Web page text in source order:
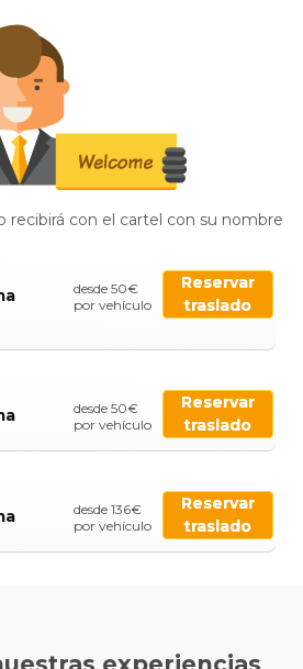
recibirá con el cartel con su nombre
desde 50€
por vehículo
Reservar
traslado
desde 50€
por vehículo
Reservar
traslado
desde 136€
por vehículo
Reservar
traslado